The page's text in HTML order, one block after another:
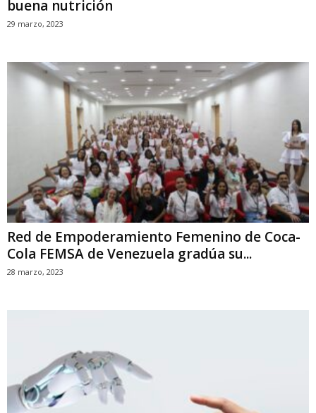
buena nutrición
29 marzo, 2023
Red de Empoderamiento Femenino de Coca-
Cola FEMSA de Venezuela gradúa su...
28 marzo, 2023